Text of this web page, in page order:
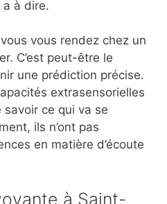
a à dire.
vous rendez chez un
C’est peut-être le
une prédiction précise.
extrasensorielles
ce qui va se
ils n’ont pas
en matière d’écoute
à Saint-